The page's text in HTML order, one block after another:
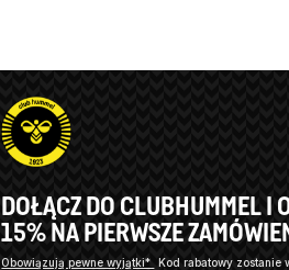
DOŁĄCZ DO CLUBHUMMEL I
15% NA PIERWSZE
Obowiązują pewne wyjątki* Kod rabatowy zostanie